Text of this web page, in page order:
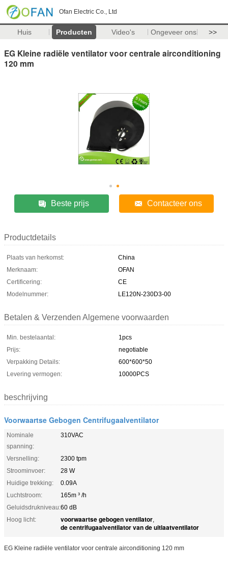
Ofan Electric Co., Ltd
Huis Producten Video's Ongeveer ons >>
EG Kleine radiële ventilator voor centrale airconditioning
120 mm
Beste prijs Contacteer ons
Productdetails
Plaats van herkomst:
China
Merknaam:
OFAN
Certificering:
CE
Modelnummer:
LE120N-230D3-00
Betalen & Verzenden Algemene voorwaarden
Min. bestelaantal:
1pcs
Prijs:
negotiable
Verpakking Details:
600*600*50
Levering vermogen:
10000PCS
beschrijving
Voorwaartse Gebogen Centrifugaalventilator
Nominale
spanning:
310VAC
Versnelling:
2300 tpm
Stroominvoer:
28 W
Huidige trekking:
0.09A
Luchtstroom:
165m ³ /h
Geluidsdrukniveau:60 dB
Hoog licht:
voorwaartse gebogen ventilator,
de centrifugaalventilator van de uitlaatventilator
EG Kleine radiële ventilator voor centrale airconditioning 120 mm